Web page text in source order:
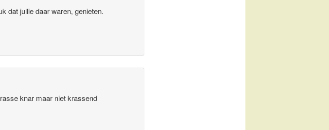
dat jullie daar waren, genieten.
knar maar niet krassend